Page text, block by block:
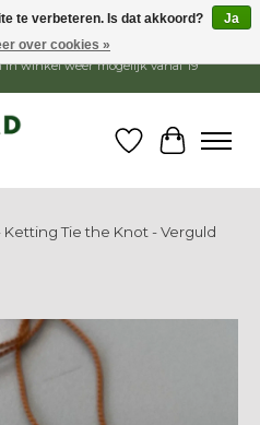
webshop blijft open. Bestellingen
winkel weer mogelijk vanaf 19
Verlanglijst
Tie the Knot - Verguld
Items
te verbeteren. Is dat akkoord?
Ja
over cookies »